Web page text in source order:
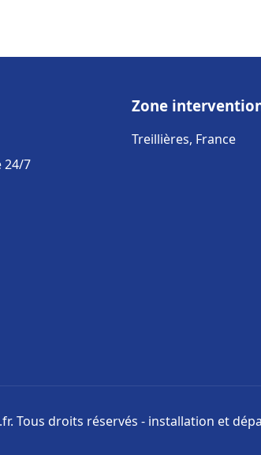
24/7
Zone
Treillières, France
Tous droits réservés - installation et